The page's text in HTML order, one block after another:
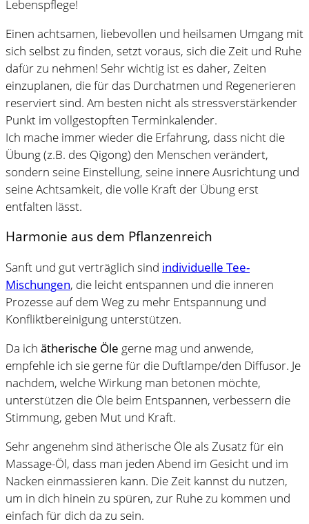
Lebenspflege!
Einen achtsamen, liebevollen und heilsamen Umgang mit
sich selbst zu finden, setzt voraus, sich die Zeit und Ruhe
dafür zu nehmen! Sehr wichtig ist es daher, Zeiten
einzuplanen, die für das Durchatmen und Regenerieren
reserviert sind. Am besten nicht als stressverstärkender
Punkt im vollgestopften Terminkalender.
Ich mache immer wieder die Erfahrung, dass nicht die
Übung (z.B. des Qigong) den Menschen verändert,
sondern seine Einstellung, seine innere Ausrichtung und
seine Achtsamkeit, die volle Kraft der Übung erst
entfalten lässt.
Harmonie aus dem Pflanzenreich
Sanft und gut verträglich sind individuelle Tee-
Mischungen, die leicht entspannen und die inneren
Prozesse auf dem Weg zu mehr Entspannung und
Konfliktbereinigung unterstützen.
Da ich ätherische Öle gerne mag und anwende,
empfehle ich sie gerne für die Duftlampe/den Diffusor. Je
nachdem, welche Wirkung man betonen möchte,
unterstützen die Öle beim Entspannen, verbessern die
Stimmung, geben Mut und Kraft.
Sehr angenehm sind ätherische Öle als Zusatz für ein
Massage-Öl, dass man jeden Abend im Gesicht und im
Nacken einmassieren kann. Die Zeit kannst du nutzen,
um in dich hinein zu spüren, zur Ruhe zu kommen und
einfach für dich da zu sein.